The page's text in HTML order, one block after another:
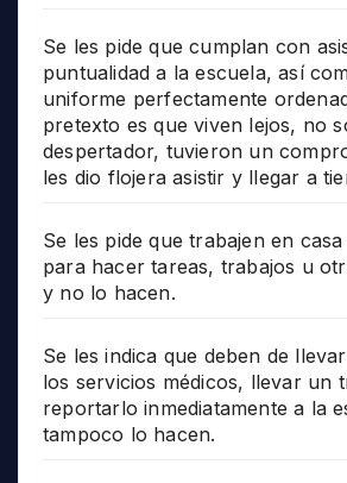
Se les pide que cumplan con
puntualidad a la escuela, así
uniforme perfectamente
pretexto es que viven lejos, no
despertador, tuvieron un
les dio flojera asistir y llegar a
Se les pide que trabajen en
para hacer tareas, trabajos u
y no lo hacen.
Se les indica que deben de
los servicios médicos, llevar un
reportarlo inmediatamente a la
tampoco lo hacen.